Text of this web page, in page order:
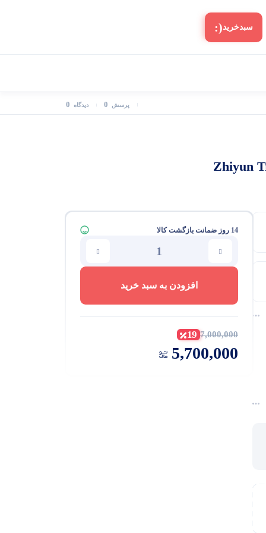
سبد‌خرید(:
پرسش 0 دیدگاه 0
14 روز ضمانت بازگشت کالا
افزودن به سبد خرید
7,000,000
19
5,700,000